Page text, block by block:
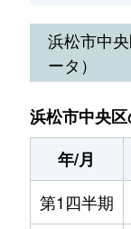
浜松市中
ータ）
浜松市中央区
年/月
第1四半期